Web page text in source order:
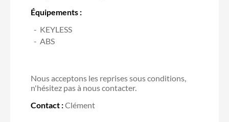
Équipements :
KEYLESS
ABS
Nous acceptons les reprises sous conditions,
n'hésitez pas à nous contacter.
Contact :Clément